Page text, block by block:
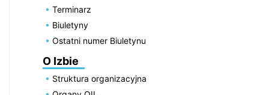
Terminarz
Biuletyny
Ostatni numer Biuletynu
O Izbie
Struktura organizacyjna